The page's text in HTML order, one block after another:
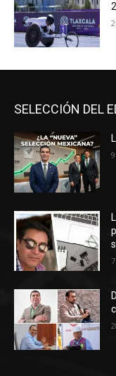
SELECCIÓN DEL